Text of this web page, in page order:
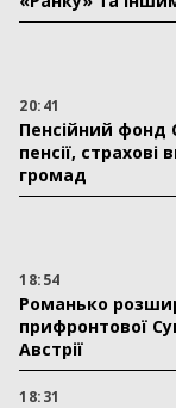
20:41
Пенсійний фонд
пенсії,
громад
18:54
Романько
прифронтової
Австрії
18:31